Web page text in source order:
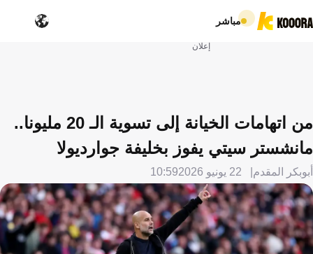
مباشر
إعلان
من اتهامات الخيانة إلى تسوية الـ 20 مليونا..
مانشستر سيتي يفوز بخليفة جوارديولا
أبوبكر المقدم 22 يونيو 2026 10:59